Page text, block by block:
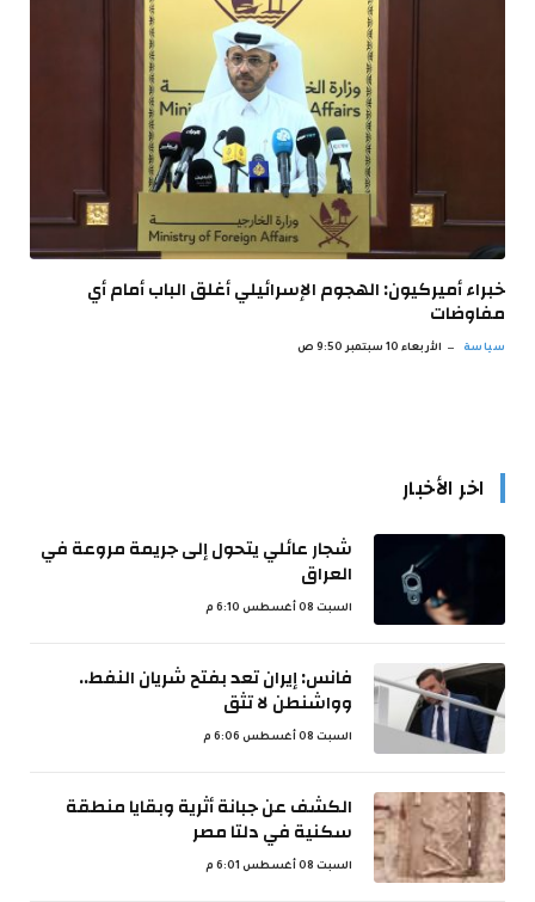
خبراء أميركيون: الهجوم الإسرائيلي أغلق الباب أمام أي
مفاوضات
سياسة الأربعاء 10 سبتمبر 9:50 ص
اخر الأخبار
شجار عائلي يتحول إلى جريمة مروعة في
العراق
السبت 08 أغسطس 6:10 م
فانس: إيران تعد بفتح شريان النفط..
وواشنطن لا تثق
السبت 08 أغسطس 6:06 م
الكشف عن جبانة أثرية وبقايا منطقة
سكنية في دلتا مصر
السبت 08 أغسطس 6:01 م